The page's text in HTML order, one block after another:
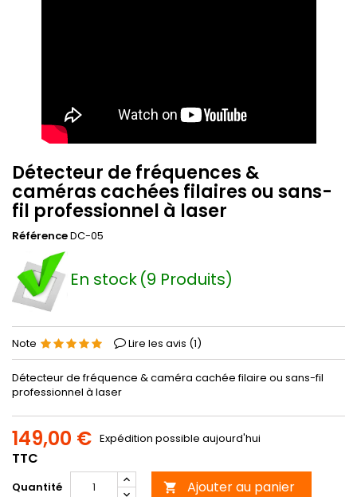
Détecteur de fréquences &
caméras cachées filaires ou sans-
fil professionnel à laser
RéférenceDC-05
En stock(9 Produits)
Note Lire les avis (1)
Détecteur de fréquence & caméra cachée filaire ou sans-fil
professionnel à laser
149,00 €
TTC
Expédition possible aujourd'hui
Quantité  Ajouter au panier